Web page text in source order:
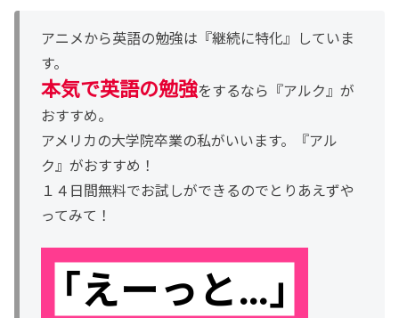
アニメから英語の勉強は『継続に特化』していま
す。
本気で英語の勉強をするなら『アルク』が
おすすめ。
アメリカの大学院卒業の私がいいます。『アル
ク』がおすすめ！
１４日間無料でお試しができるのでとりあえずや
ってみて！